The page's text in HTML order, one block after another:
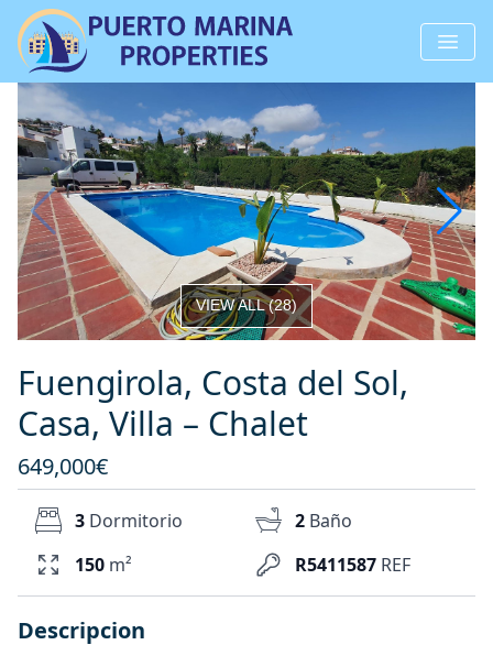
VIEW ALL(28)
Fuengirola, Costa del Sol,
Casa, Villa – Chalet
649,000€
R5411587 REF
3 Dormitorio 2 Baño
150 m²
Descripcion